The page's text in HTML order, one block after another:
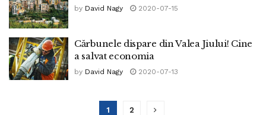
by David Nagy 2020-07-15
Cărbunele dispare din Valea Jiului! Cine
a salvat economia
by David Nagy 2020-07-13
1 2